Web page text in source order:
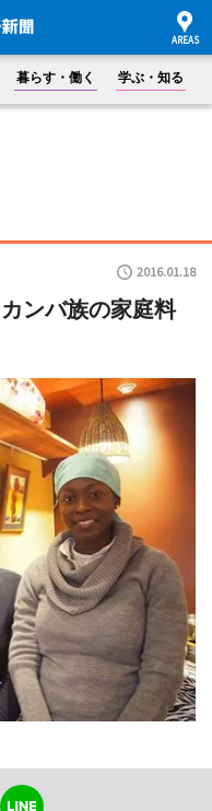
暮らす・働く 学ぶ・知る
2016.01.18
ンバ族の家庭料